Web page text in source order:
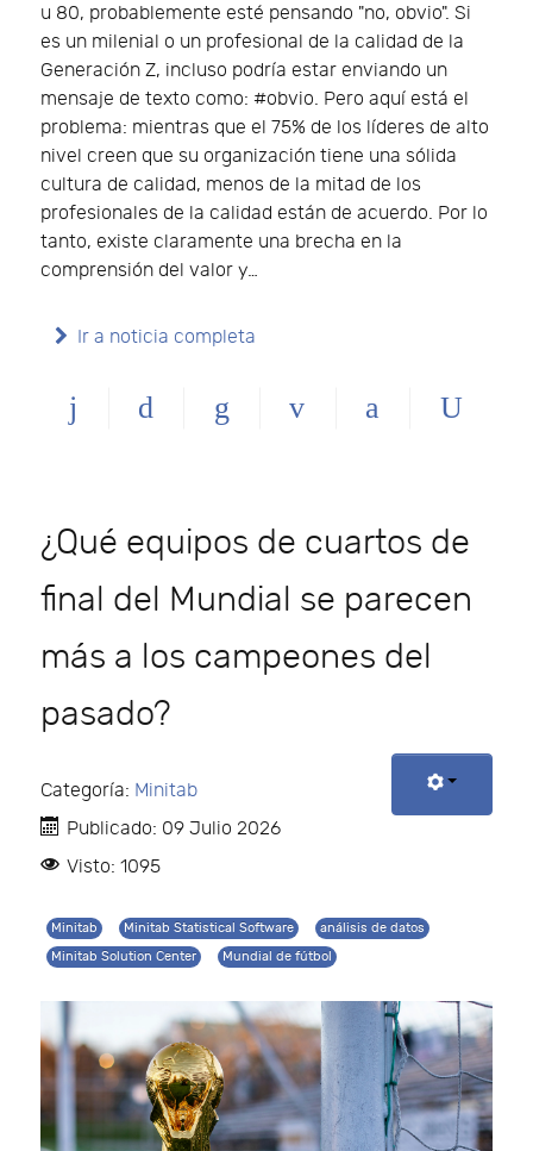
u 80, probablemente esté pensando "no, obvio". Si
es un milenial o un profesional de la calidad de la
Generación Z, incluso podría estar enviando un
mensaje de texto como: #obvio. Pero aquí está el
problema: mientras que el 75% de los líderes de alto
nivel creen que su organización tiene una sólida
cultura de calidad, menos de la mitad de los
profesionales de la calidad están de acuerdo. Por lo
tanto, existe claramente una brecha en la
comprensión del valor y…
Ir a noticia completa
¿Qué equipos de cuartos de
final del Mundial se parecen
más a los campeones del
pasado?
Categoría: Minitab
Publicado: 09 Julio 2026
Visto: 1095
Minitab Minitab Statistical Software
análisis de datos
Minitab Solution Center
Mundial de fútbol